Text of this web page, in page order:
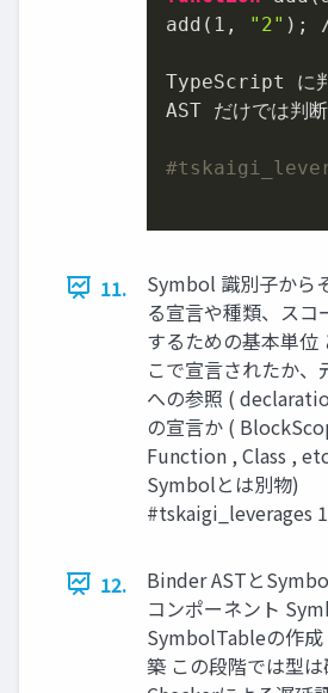
add(1,
"2" );
TypeScript に判
AST だけでは判
11.
Symbol 識別子から
る宣言や種類、スコ
するための基本単位
こで宣言されたか、
への参照 (
の宣言か (
Function , Class ,
Symbolとは別物)
#tskaigi_leverages
12.
Binder ASTと
コンポーネント
SymbolTableの作
築 この段階では型